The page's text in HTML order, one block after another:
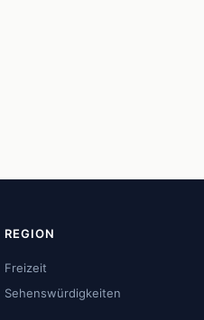
REGION
Freizeit
Sehenswürdigkeiten